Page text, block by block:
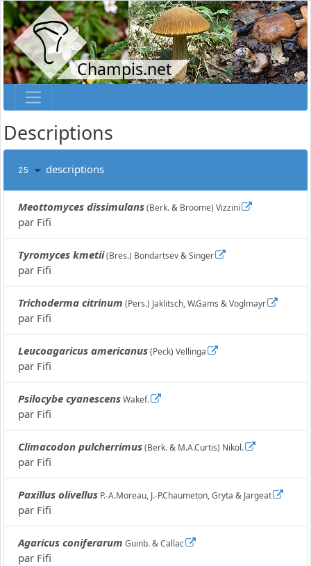
Champis.net
Descriptions
25 descriptions
Meottomyces dissimulans(Berk. & Broome) Vizzini
par Fifi
Tyromyces kmetii(Bres.) Bondartsev & Singer
par Fifi
Trichoderma citrinum (Pers.) Jaklitsch, W.Gams & Voglmayr
par Fifi
Leucoagaricus americanus(Peck) Vellinga
par Fifi
Psilocybe cyanescensWakef.
par Fifi
Climacodon pulcherrimus(Berk. & M.A.Curtis) Nikol.
par Fifi
Paxillus olivellus P.-A.Moreau, J.-P.Chaumeton, Gryta & Jargeat
par Fifi
Agaricus coniferarum Guinb. & Callac
par Fifi